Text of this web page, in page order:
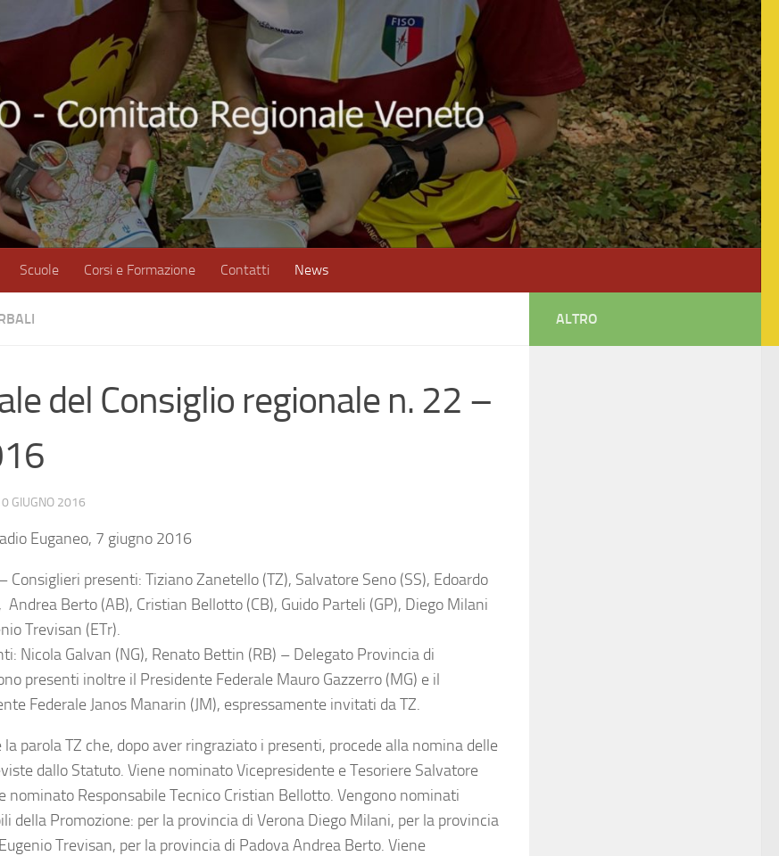
Scuole Corsi e Formazione Contatti News
del Consiglio regionale n. 22 –
GIUGNO 2016
Euganeo, 7 giugno 2016
Consiglieri presenti: Tiziano Zanetello (TZ), Salvatore Seno (SS), Edoardo
Andrea Berto (AB), Cristian Bellotto (CB), Guido Parteli (GP), Diego Milani
Trevisan (ETr).
Nicola Galvan (NG), Renato Bettin (RB) – Delegato Provincia di
presenti inoltre il Presidente Federale Mauro Gazzerro (MG) e il
Federale Janos Manarin (JM), espressamente invitati da TZ.
la parola TZ che, dopo aver ringraziato i presenti, procede alla nomina delle
dallo Statuto. Viene nominato Vicepresidente e Tesoriere Salvatore
nominato Responsabile Tecnico Cristian Bellotto. Vengono nominati
della Promozione: per la provincia di Verona Diego Milani, per la provincia
Trevisan, per la provincia di Padova Andrea Berto. Viene
ALTRO